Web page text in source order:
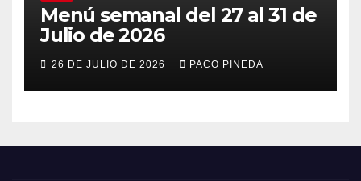
Menú semanal del 27 al 31 de
Julio de 2026
26 DE JULIO DE 2026 PACO PINEDA